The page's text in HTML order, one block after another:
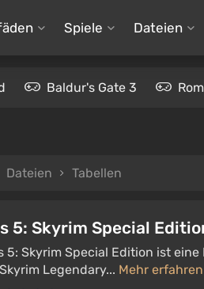
Spiele Dateien
Baldur's Gate 3
Dateien Tabellen
5: Skyrim Special
5: Skyrim Special Edition ist
Legendary... Mehr erfahren